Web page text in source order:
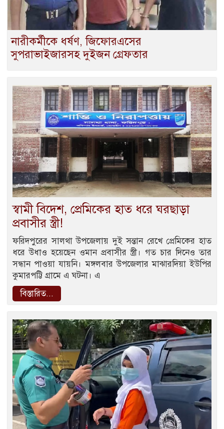
নারীকর্মীকে ধর্ষণ, জিফোরএসের
সুপরাভাইজারসহ দুইজন গ্রেফতার
স্বামী বিদেশ, প্রেমিকের হাত ধরে ঘরছাড়া
প্রবাসীর স্ত্রী!
ফরিদপুরের সালথা উপজেলায় দুই সন্তান রেখে প্রেমিকের হাত
ধরে উধাও হয়েছেন ওমান প্রবাসীর স্ত্রী। গত চার দিনেও তার
সন্ধান পাওয়া যায়নি। মঙ্গলবার উপজেলার মাঝারদিয়া ইউপির
কুমারপট্টি গ্রামে এ ঘটনা। এ
বিস্তারিত...